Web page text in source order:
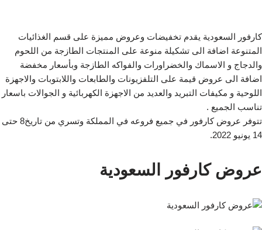
كارفور السعودية يقدم تخفيضات وعروض مميزة على قسم الغذائيات
المتنوعة اضافة الى تشكيلة منوعة على المنتجات الطازجة من اللحوم
والدجاج و الاسماك والخضراورات والفواكه الطازجة وبأسعار مخفضة
اضافة الى عروض قيمة على التلفزيونات والطابعات واللابتوبات والاجهزة
اللوحية و مكيفات التبريد والعديد من الاجهزة الكهربائية و الجوالات باسعار
تناسب الجميع .
تتوفر عروض كارفور في جميع فروعه في المملكة وتسري من تاريخ8 حتى
14 يونيو 2022.
عروض كارفور السعودية